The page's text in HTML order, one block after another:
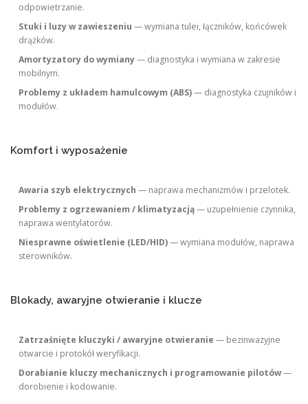
odpowietrzanie.
Stuki i luzy w zawieszeniu — wymiana tulei, łączników, końcówek
drążków.
Amortyzatory do wymiany— diagnostyka i wymiana w zakresie
mobilnym.
Problemy z układem hamulcowym (ABS)— diagnostyka czujników i
modułów.
Komfort i wyposażenie
Awaria szyb elektrycznych — naprawa mechanizmów i przelotek.
Problemy z ogrzewaniem / klimatyzacją— uzupełnienie czynnika,
naprawa wentylatorów.
Niesprawne oświetlenie (LED/HID)— wymiana modułów, naprawa
sterowników.
Blokady, awaryjne otwieranie i klucze
Zatrzaśnięte kluczyki / awaryjne otwieranie — bezinwazyjne
otwarcie i protokół weryfikacji.
Dorabianie kluczy mechanicznych i programowanie pilotów—
dorobienie i kodowanie.